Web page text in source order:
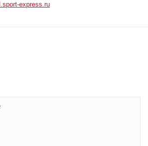
express.ru